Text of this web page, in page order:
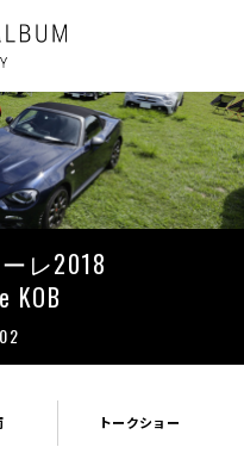
レ2018
KOB
トークショー